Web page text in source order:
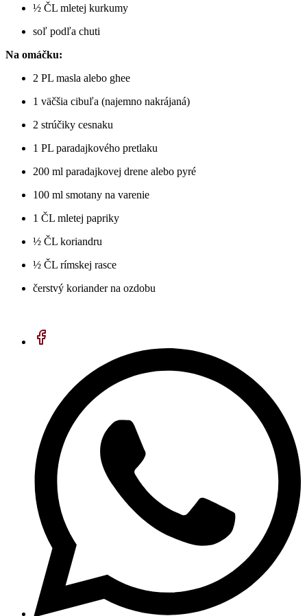
½ ČL mletej kurkumy
soľ podľa chuti
Na omáčku:
2 PL masla alebo ghee
1 väčšia cibuľa (najemno nakrájaná)
2 strúčiky cesnaku
1 PL paradajkového pretlaku
200 ml paradajkovej drene alebo pyré
100 ml smotany na varenie
1 ČL mletej papriky
½ ČL koriandru
½ ČL rímskej rasce
čerstvý koriander na ozdobu